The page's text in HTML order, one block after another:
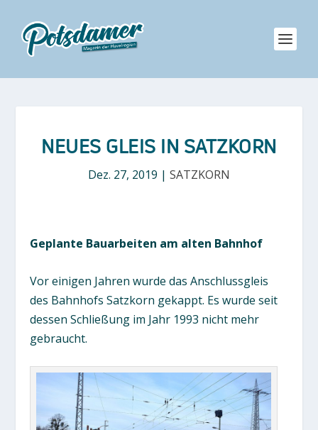
NEUES GLEIS IN SATZKORN
Dez. 27, 2019 | SATZKORN
Geplante Bauarbeiten am alten Bahnhof
Vor einigen Jahren wurde das Anschlussgleis
des Bahnhofs Satzkorn gekappt. Es wurde seit
dessen Schließung im Jahr 1993 nicht mehr
gebraucht.